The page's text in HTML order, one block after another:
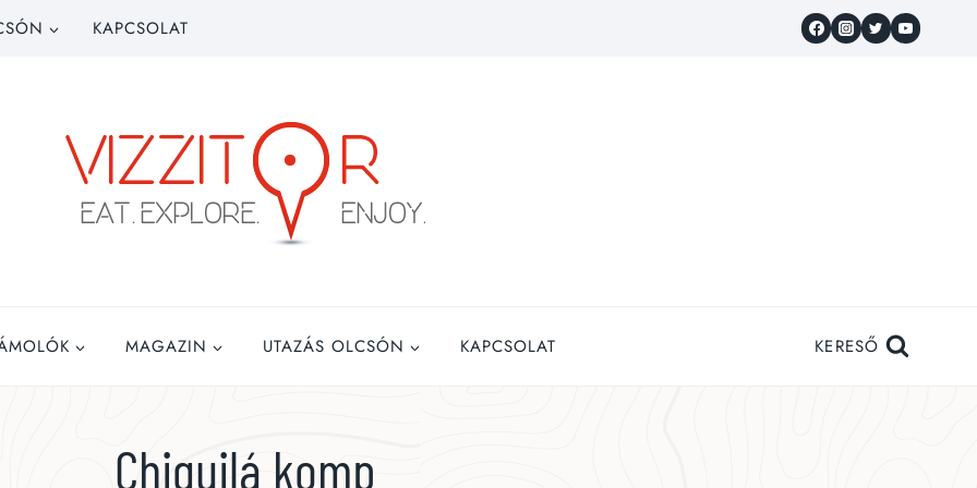
KAPCSOLAT
MAGAZIN UTAZÁS OLCSÓN KAPCSOLAT KERESŐ
Chiquilá komp